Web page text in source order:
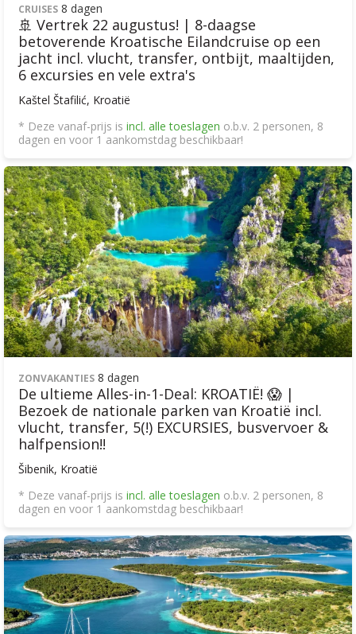
CRUISES 8 dagen
🚢 Vertrek 22 augustus! | 8-daagse
betoverende Kroatische Eilandcruise op een
jacht incl. vlucht, transfer, ontbijt, maaltijden,
6 excursies en vele extra's
Kaštel Štafilić, Kroatië
* Deze vanaf-prijs is incl. alle toeslagen o.b.v. 2 personen, 8
dagen en voor 1 aankomstdag beschikbaar!
ZONVAKANTIES 8 dagen
De ultieme Alles-in-1-Deal: KROATIË! 😱 |
Bezoek de nationale parken van Kroatië incl.
vlucht, transfer, 5(!) EXCURSIES, busvervoer &
halfpension!!
Šibenik, Kroatië
* Deze vanaf-prijs is incl. alle toeslagen o.b.v. 2 personen, 8
dagen en voor 1 aankomstdag beschikbaar!